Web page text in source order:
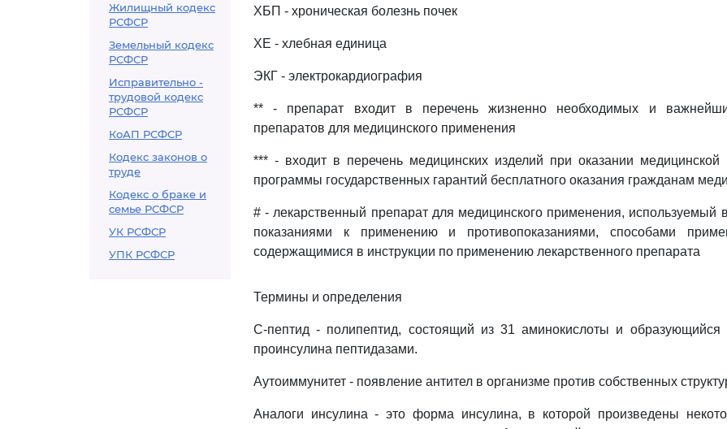
Жилищный кодекс
РСФСР
Земельный кодекс
РСФСР
Исправительно -
трудовой кодекс
РСФСР
КоАП РСФСР
Кодекс законов о
труде
Кодекс о браке и
семье РСФСР
УК РСФСР
УПК РСФСР
ХБП - хроническая болезнь почек
ХЕ - хлебная единица
ЭКГ - электрокардиография
** - препарат входит в перечень жизненно необходимых и
препаратов для медицинского применения
*** - входит в перечень медицинских изделий при оказании
программы государственных гарантий бесплатного оказания гражданам
# - лекарственный препарат для медицинского применения, используемый
показаниями к применению и противопоказаниями, способами
содержащимися в инструкции по применению лекарственного препарата
Термины и определения
С-пептид - полипептид, состоящий из 31 аминокислоты и образующийся
проинсулина пептидазами.
Аутоиммунитет - появление антител в организме против собственных
Аналоги инсулина - это форма инсулина, в которой произведены